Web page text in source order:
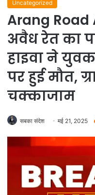
Uncategorized
Arang Road
अवैध रेत का
हाइवा ने
पर हुई मौत,
चक्काजाम
सबका संदेश मई 21, 2025